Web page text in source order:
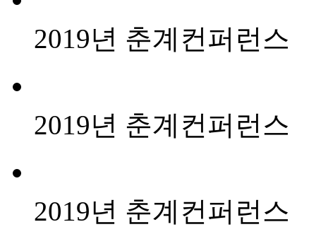
2019년 춘계컨퍼런스
2019년 춘계컨퍼런스
2019년 춘계컨퍼런스